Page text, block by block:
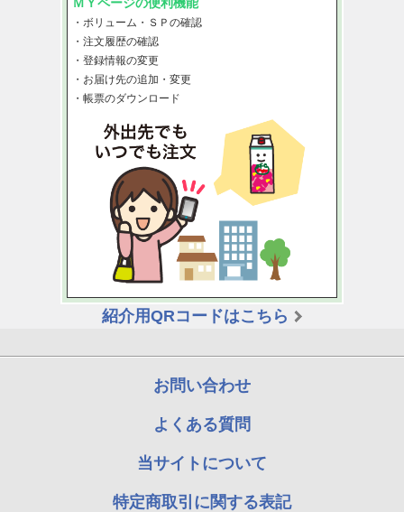
・ボリューム・ＳＰの確認
・注文履歴の確認
・登録情報の変更
・お届け先の追加・変更
・帳票のダウンロード
紹介用QRコードはこちら
お問い合わせ
よくある質問
当サイトについて
特定商取引に関する表記